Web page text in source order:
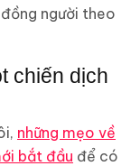
người theo
chiến dịch
những mẹo về
bắt đầu để có